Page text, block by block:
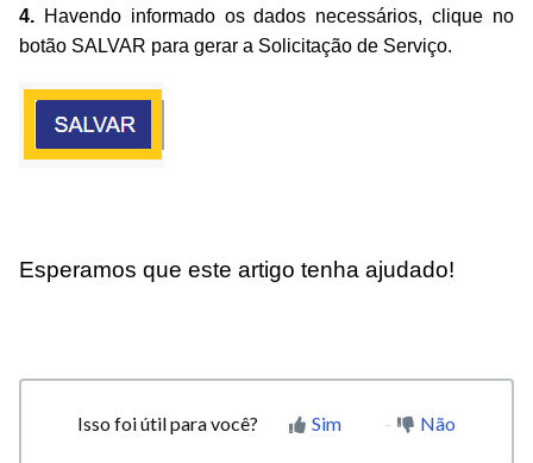
4. Havendo informado os dados necessários, clique no
botão SALVAR para gerar a Solicitação de Serviço.
Esperamos que este artigo tenha ajudado!
Isso foi útil para você? Sim Não